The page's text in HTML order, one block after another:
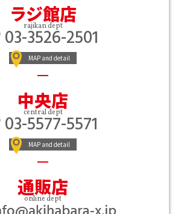
ラジ館店
rajikan dept
03-3526-2501
MAP and detail
中央店
central dept
03-5577-5571
MAP and detail
通販店
online dept